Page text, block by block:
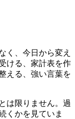
く、今日から変え
ける、家計表を作
える、強い言葉を
は限りません。過
くかを見ていま